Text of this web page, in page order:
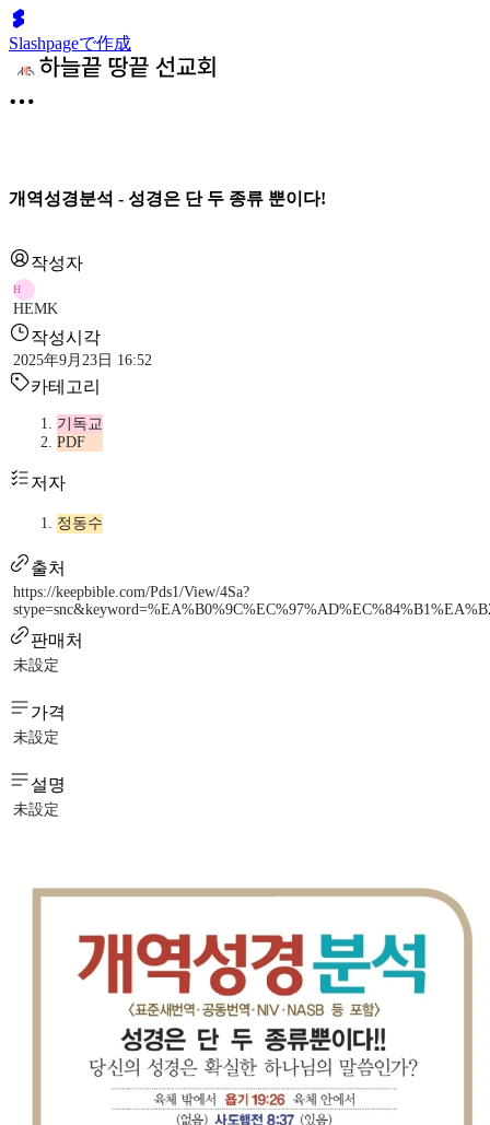
Slashpageで作成
개역성경분석 - 성경은 단 두 종류 뿐이다!
작성자
H
HEMK
작성시각
2025年9月23日 16:52
카테고리
기독교
PDF
저자
정동수
출처
https://keepbible.com/Pds1/View/4Sa?
판매처
未設定
가격
未設定
설명
未設定